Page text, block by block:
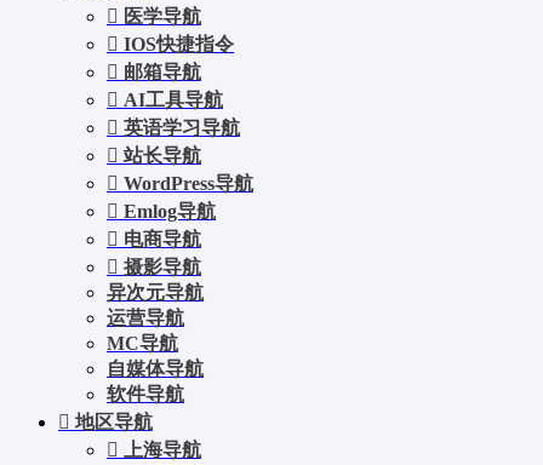
医学导航
IOS快捷指令
邮箱导航
AI工具导航
英语学习导航
站长导航
WordPress导航
Emlog导航
电商导航
摄影导航
异次元导航
运营导航
MC导航
自媒体导航
软件导航
地区导航
上海导航